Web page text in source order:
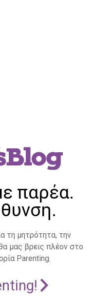
παρέα.
τη μητρότητα, την
μας βρεις πλέον στο
Parenting.